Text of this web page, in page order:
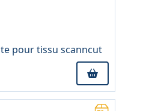
pour tissu scanncut